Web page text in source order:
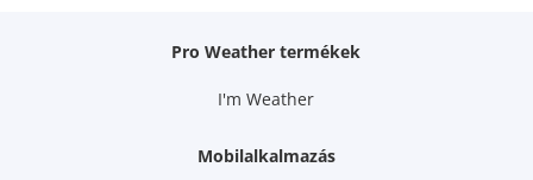
Pro Weather termékek
I'm Weather
Mobilalkalmazás